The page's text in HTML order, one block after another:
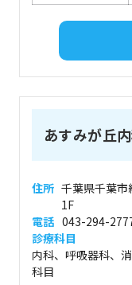
あすみが丘
住所 千葉県千葉
1F
電話 043-294-
診療科目
内科、呼吸器科、
科目